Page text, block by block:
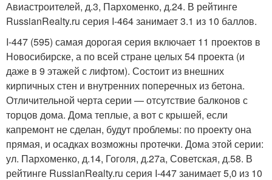
Авиастроителей, д.3, Пархоменко, д.24. В рейтинге
RussianRealty.ru серия I-464 занимает 3.1 из 10 баллов.
I-447 (595) самая дорогая серия включает 11 проектов в
Новосибирске, а по всей стране целых 54 проекта (и
даже в 9 этажей с лифтом). Состоит из внешних
кирпичных стен и внутренних поперечных из бетона.
Отличительной черта серии — отсутствие балконов с
торцов дома. Дома теплые, а вот с крышей, если
капремонт не сделан, будут проблемы: по проекту она
прямая, и осадках возможны протечки. Дома этой серии:
ул. Пархоменко, д.14, Гоголя, д.27а, Советская, д.58. В
рейтинге RussianRealty.ru серия I-447 занимает 5,0 из 10